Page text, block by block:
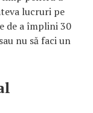
lucruri pe
de a împlini 30
nu să faci un